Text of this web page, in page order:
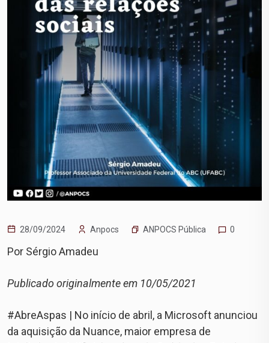
28/09/2024 Anpocs ANPOCS Pública 0
Por Sérgio Amadeu
Publicado originalmente em 10/05/2021
#AbreAspas | No início de abril, a Microsoft anunciou
da aquisição da Nuance, maior empresa de